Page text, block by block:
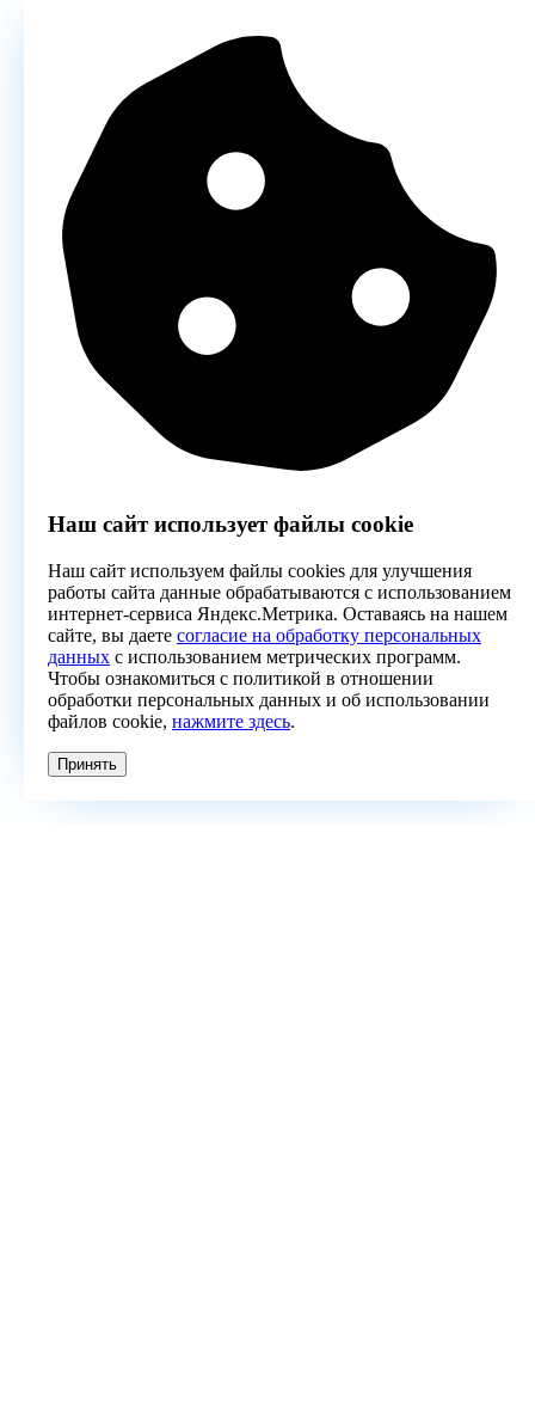
Наш сайт использует файлы cookie
Наш сайт используем файлы cookies для улучшения
работы сайта данные обрабатываются с использованием
интернет-сервиса Яндекс.Метрика. Оставаясь на нашем
сайте, вы даете согласие на обработку персональных
данных с использованием метрических программ.
Чтобы ознакомиться с политикой в отношении
обработки персональных данных и об использовании
файлов cookie, нажмите здесь.
Принять